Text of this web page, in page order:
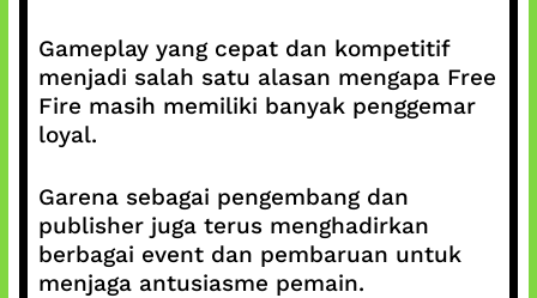
Gameplay yang cepat dan kompetitif
menjadi salah satu alasan mengapa Free
Fire masih memiliki banyak penggemar
loyal.
Garena sebagai pengembang dan
publisher juga terus menghadirkan
berbagai event dan pembaruan untuk
menjaga antusiasme pemain.